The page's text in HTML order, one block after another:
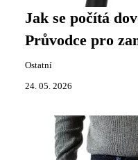
Jak se počítá
Průvodce pro
Ostatní
24. 05. 2026